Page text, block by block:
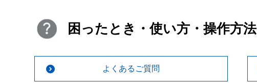
困ったとき・使い方・操作方法
よくあるご質問